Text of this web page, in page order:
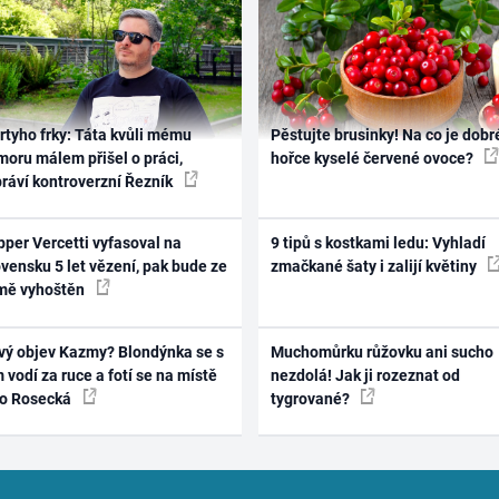
frky: Táta kvůli mému
málem přišel o práci,
kontroverzní Řezník
Vercetti vyfasoval na
5 let vězení, pak bude ze
vyhoštěn
objev Kazmy? Blondýnka se s
vodí za ruce a fotí se na místě
Rosecká
Pěstujte brusinky! Na co je
hořce kyselé červené ovoce?
9 tipů s kostkami ledu: Vyhladí
zmačkané šaty i zalijí květiny
Muchomůrku růžovku ani sucho
nezdolá! Jak ji rozeznat od
tygrované?